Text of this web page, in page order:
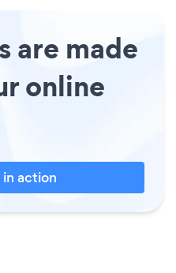
are made
online
in action